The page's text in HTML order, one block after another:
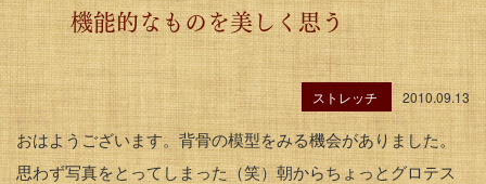
機能的なものを美しく思う
ストレッチ 2010.09.13
おはようございます。背骨の模型をみる機会がありました。
思わず写真をとってしまった（笑）朝からちょっとグロテス